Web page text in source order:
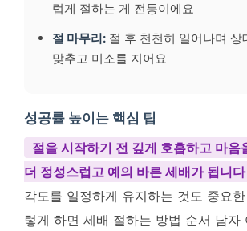
럽게 절하는 게 전통이에요
절 마무리: 절 후 천천히 일어나며 상
맞추고 미소를 지어요
성공률 높이는 핵심 팁
절을 시작하기 전 깊게 호흡하고 마음
더 정성스럽고 예의 바른 세배가 됩니다
각도를 일정하게 유지하는 것도 중요
렇게 하면 세배 절하는 방법 순서 남자